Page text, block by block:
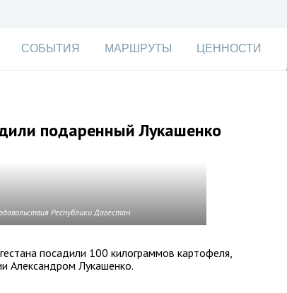
СОБЫТИЯ МАРШРУТЫ ЦЕННОСТИ
подаренный Лукашенко
Республики Дагестан
посадили 100 килограммов картофеля,
Александром Лукашенко.